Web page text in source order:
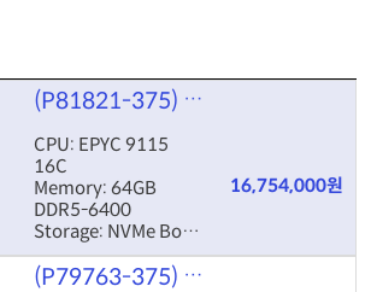
(P81821-375) DL325 G11 16C
CPU: EPYC 9115
16C
Memory: 64GB
DDR5-6400
Storage: NVMe Boot
(NS204i-u)
1GbE 4P / MR408i
16,754,000원
(P79763-375) DL325 G11 24C